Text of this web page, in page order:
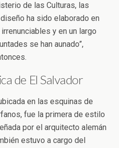
de las Culturas, las
ha sido elaborado en
y en un largo
se han aunado”,
de El Salvador
en las esquinas de
fue la primera de estilo
por el arquitecto alemán
estuvo a cargo del